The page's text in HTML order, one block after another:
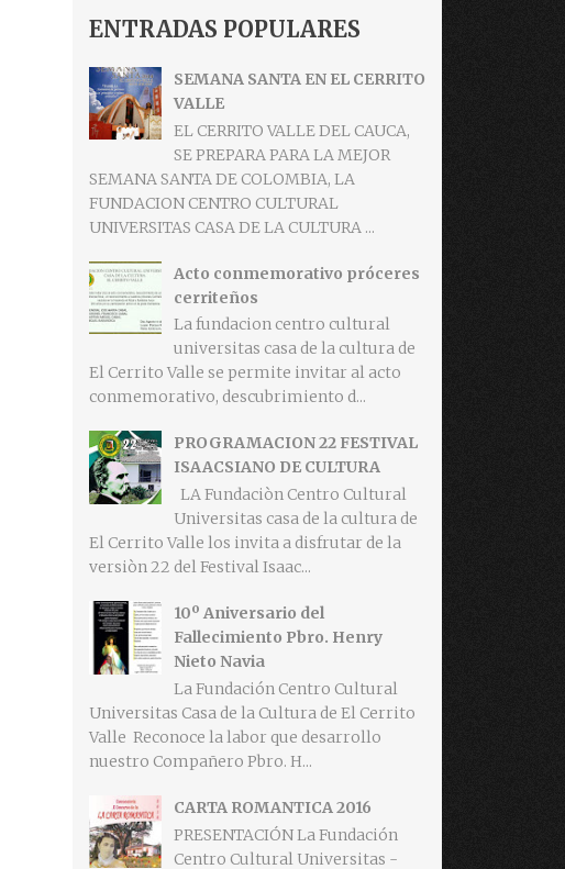
ENTRADAS POPULARES
SEMANA SANTA EN EL CERRITO
VALLE
EL CERRITO VALLE DEL CAUCA,
SE PREPARA PARA LA MEJOR
SEMANA SANTA DE COLOMBIA, LA
FUNDACION CENTRO CULTURAL
UNIVERSITAS CASA DE LA CULTURA ...
Acto conmemorativo próceres
cerriteños
La fundacion centro cultural
universitas casa de la cultura de
El Cerrito Valle se permite invitar al acto
conmemorativo, descubrimiento d...
PROGRAMACION 22 FESTIVAL
ISAACSIANO DE CULTURA
LA Fundaciòn Centro Cultural
Universitas casa de la cultura de
El Cerrito Valle los invita a disfrutar de la
versiòn 22 del Festival Isaac...
10º Aniversario del
Fallecimiento Pbro. Henry
Nieto Navia
La Fundación Centro Cultural
Universitas Casa de la Cultura de El Cerrito
Valle Reconoce la labor que desarrollo
nuestro Compañero Pbro. H...
CARTA ROMANTICA 2016
PRESENTACIÓN La Fundación
Centro Cultural Universitas -